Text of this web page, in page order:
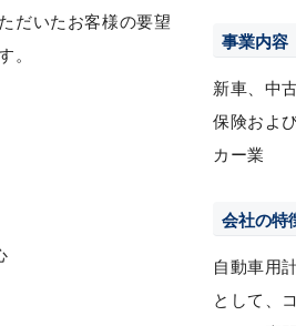
だいたお客様の要望
。
事業内容
新車、中
保険およ
カー業
会社の特
自動車用
として、